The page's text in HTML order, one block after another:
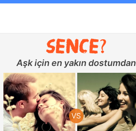
Aşk için en yakın dostumdan